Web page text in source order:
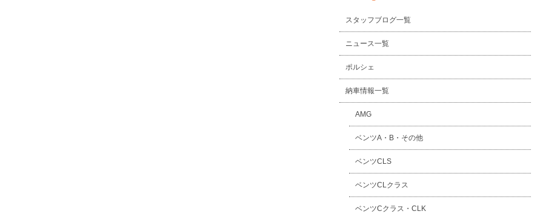
スタッフブログ一覧
ニュース一覧
ポルシェ
納車情報一覧
AMG
ベンツA・B・その他
ベンツCLS
ベンツCLクラス
ベンツCクラス・CLK